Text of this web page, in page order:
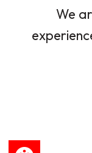
We